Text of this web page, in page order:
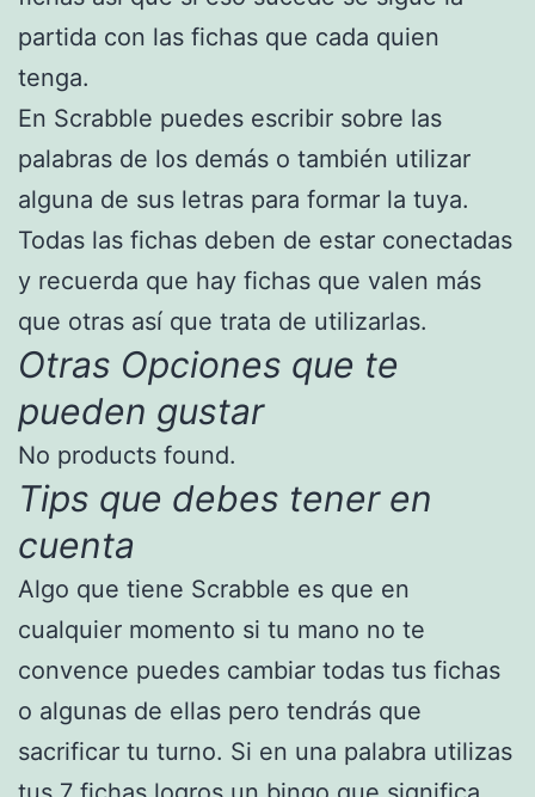
partida con las fichas que cada quien
tenga.
En Scrabble puedes escribir sobre las
palabras de los demás o también utilizar
alguna de sus letras para formar la tuya.
Todas las fichas deben de estar conectadas
y recuerda que hay fichas que valen más
que otras así que trata de utilizarlas.
Otras Opciones que te
pueden gustar
No products found.
Tips que debes tener en
cuenta
Algo que tiene Scrabble es que en
cualquier momento si tu mano no te
convence puedes cambiar todas tus fichas
o algunas de ellas pero tendrás que
sacrificar tu turno. Si en una palabra utilizas